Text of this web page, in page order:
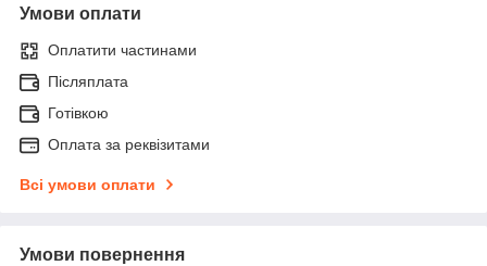
Умови оплати
Оплатити частинами
Післяплата
Готівкою
Оплата за реквізитами
Всі умови оплати
Умови повернення